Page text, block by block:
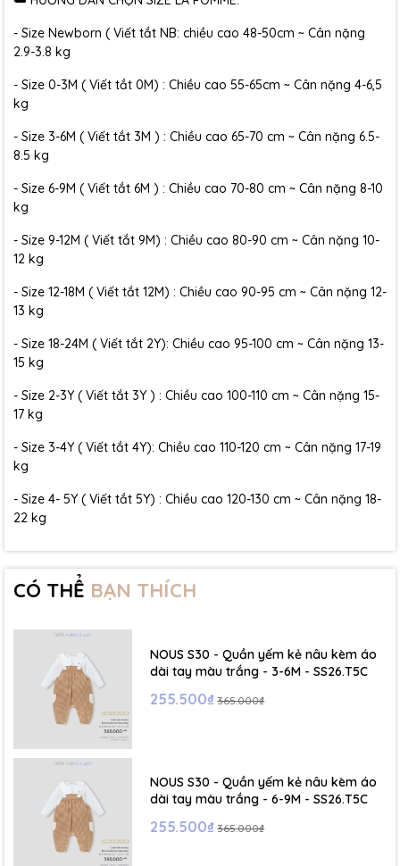
- Size Newborn ( Viết tắt NB: chiều cao 48-50cm ~ Cân nặng
2.9-3.8 kg
- Size 0-3M ( Viết tắt 0M) : Chiều cao 55-65cm ~ Cân nặng 4-6,5
kg
- Size 3-6M ( Viết tắt 3M ) : Chiều cao 65-70 cm ~ Cân nặng 6.5-
8.5 kg
- Size 6-9M ( Viết tắt 6M ) : Chiều cao 70-80 cm ~ Cân nặng 8-10
kg
- Size 9-12M ( Viết tắt 9M) : Chiều cao 80-90 cm ~ Cân nặng 10-
12 kg
- Size 12-18M ( Viết tắt 12M) : Chiều cao 90-95 cm ~ Cân nặng 12-
13 kg
- Size 18-24M ( Viết tắt 2Y): Chiều cao 95-100 cm ~ Cân nặng 13-
15 kg
- Size 2-3Y ( Viết tắt 3Y ) : Chiều cao 100-110 cm ~ Cân nặng 15-
17 kg
- Size 3-4Y ( Viết tắt 4Y): Chiều cao 110-120 cm ~ Cân nặng 17-19
kg
- Size 4- 5Y ( Viết tắt 5Y) : Chiều cao 120-130 cm ~ Cân nặng 18-
22 kg
CÓ THỂ BẠN THÍCH
NOUS S30 - Quần yếm kẻ nâu kèm áo
dài tay màu trắng - 3-6M - SS26.T5C
255.500₫ 365.000₫
NOUS S30 - Quần yếm kẻ nâu kèm áo
dài tay màu trắng - 6-9M - SS26.T5C
255.500₫ 365.000₫